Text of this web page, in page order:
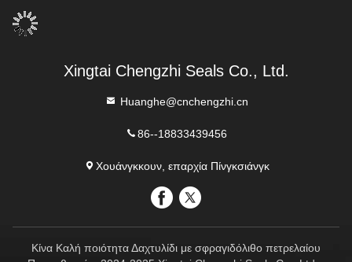
Xingtai Chengzhi Seals Co., Ltd.
Huanghe@cnchengzhi.cn
86--18833439456
Χουάνγκκουν, επαρχία Πίνγκσιάνγκ
Κίνα Καλή ποιότητα Δαχτυλίδι με σφραγιδόλιθο πετρελαίου